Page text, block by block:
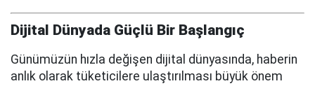
Dijital Dünyada Güçlü Bir Başlangıç
Günümüzün hızla değişen dijital dünyasında, haberin
anlık olarak tüketicilere ulaştırılması büyük önem